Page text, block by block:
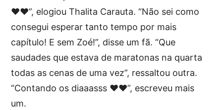
❤❤”, elogiou Thalita Carauta. “Não sei como
consegui esperar tanto tempo por mais
capítulo! E sem Zoé!”, disse um fã. “Que
saudades que estava de maratonas na quarta
todas as cenas de uma vez”, ressaltou outra.
“Contando os diaaasss ❤❤”, escreveu mais
um.